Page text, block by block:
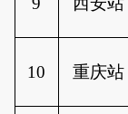
10 重庆站